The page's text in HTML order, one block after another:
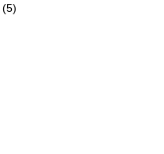
(5)